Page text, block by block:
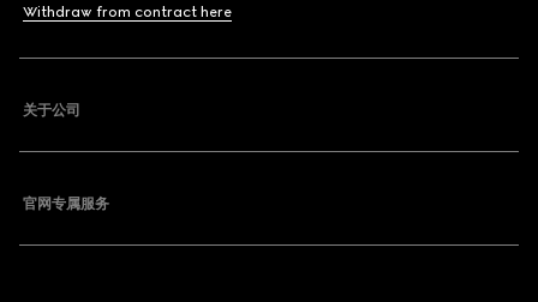
Withdraw from contract here
关于公司
官网专属服务